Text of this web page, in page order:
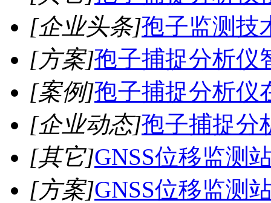
[企业头条]孢子监测技
[方案]孢子捕捉分析仪
[案例]孢子捕捉分析仪
[企业动态]孢子捕捉分
[其它]GNSS位移监测
[方案]GNSS位移监测